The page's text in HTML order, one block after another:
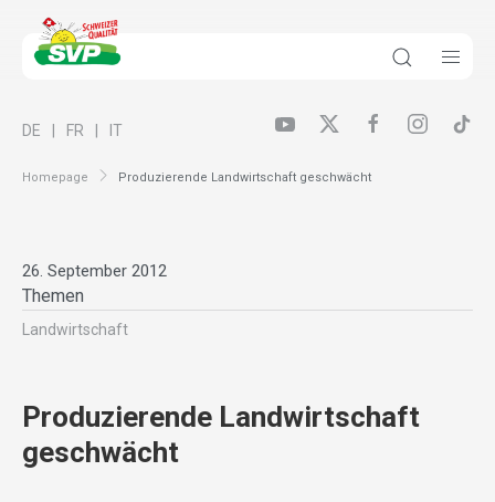
Homepage Produzierende Landwirtschaft geschwächt
DE FR IT
26. September 2012
Themen
Landwirt­schaft
Produzierende Landwirtschaft
geschwächt